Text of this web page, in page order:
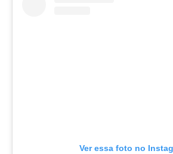
Ver essa foto no